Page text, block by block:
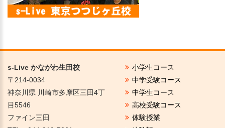
s-Live かながわ生田校
〒214-0034
神奈川県 川崎市多摩区三田4丁
目5546
ファイン三田
小学生コース
中学受験コース
中学生コース
高校受験コース
体験授業